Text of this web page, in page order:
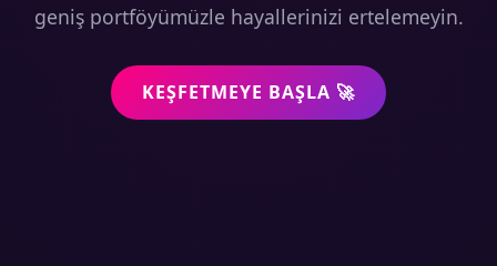
geniş portföyümüzle hayallerinizi ertelemeyin.
KEŞFETMEYE BAŞLA 🚀